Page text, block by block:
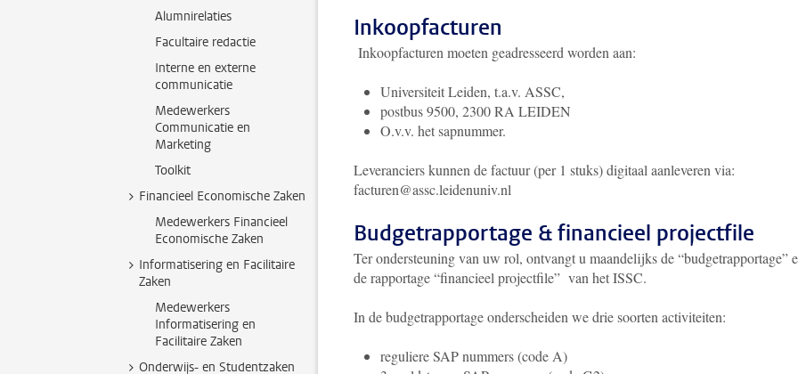
Alumnirelaties
Facultaire redactie
Interne en externe
communicatie
Medewerkers
Communicatie en
Marketing
Toolkit
Financieel Economische Zaken
Medewerkers Financieel
Economische Zaken
Informatisering en Facilitaire
Zaken
Medewerkers
Informatisering en
Facilitaire Zaken
Onderwijs- en Studentzaken
Inkoopfacturen
Inkoopfacturen moeten geadresseerd worden aan:
Universiteit Leiden, t.a.v. ASSC,
postbus 9500, 2300 RA LEIDEN
O.v.v. het sapnummer.
Leveranciers kunnen de factuur (per 1 stuks) digitaal aanleveren via:
facturen@assc.leidenuniv.nl
Budgetrapportage & financieel projectfile
Ter ondersteuning van uw rol, ontvangt u maandelijks de “budgetrapportage”
de rapportage “financieel projectfile” van het ISSC.
In de budgetrapportage onderscheiden we drie soorten activiteiten:
reguliere SAP nummers (code A)